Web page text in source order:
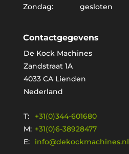
Zondag: gesloten
Contactgegevens
De Kock Machines
Zandstraat 1A
4033 CA Lienden
Nederland
T:
+31(0)344-601680
M: +31(0)6-38928477
E:
info@dekockmachines.nl